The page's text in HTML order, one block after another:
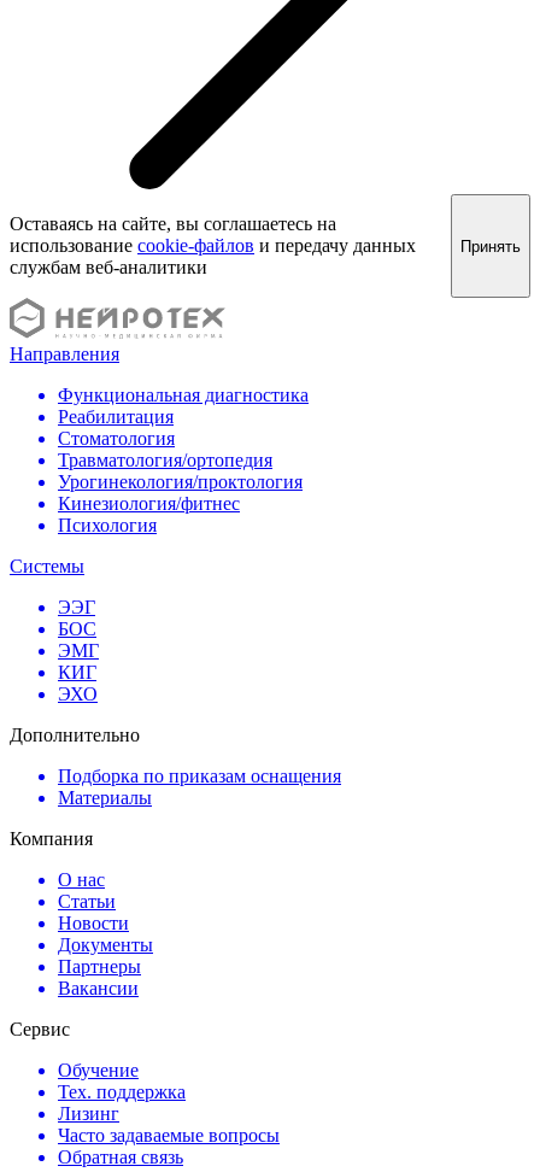
Оставаясь на сайте, вы соглашаетесь на
использование cookie-файлов и передачу данных
службам веб-аналитики
Принять
Направления
Функциональная диагностика
Реабилитация
Стоматология
Травматология/ортопедия
Урогинекология/проктология
Кинезиология/фитнес
Психология
Системы
ЭЭГ
БОС
ЭМГ
КИГ
ЭХО
Дополнительно
Подборка по приказам оснащения
Материалы
Компания
О нас
Статьи
Новости
Документы
Партнеры
Вакансии
Сервис
Обучение
Тех. поддержка
Лизинг
Часто задаваемые вопросы
Обратная связь